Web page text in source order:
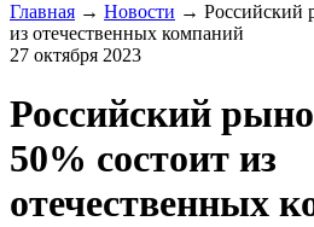
Главная → Новости → Российский
из отечественных компаний
27 октября 2023
Российский
50% состоит из
отечественных